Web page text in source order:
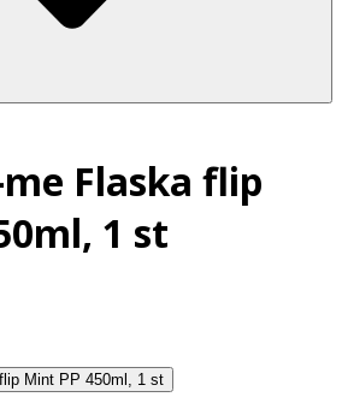
Flaska flip
1 st
Mint PP 450ml, 1 st